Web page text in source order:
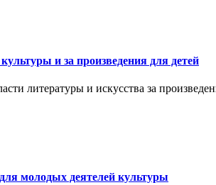
и за произведения для детей
литературы и искусства за
молодых деятелей культуры